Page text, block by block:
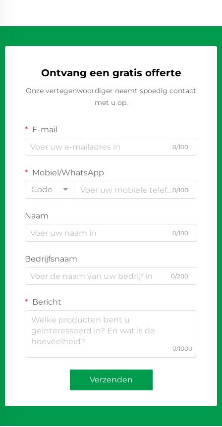
Ontvang een gratis offerte
Onze vertegenwoordiger neemt spoedig contact
met u op.
E-mail
0/100
Mobiel/WhatsApp
Code
0/100
Naam
0/100
Bedrijfsnaam
0/200
Bericht
0/1000
Verzenden